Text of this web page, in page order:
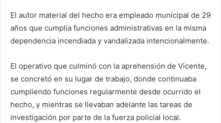
El autor material del hecho era empleado municipal de 29
años que cumplía funciones administrativas en la misma
dependencia incendiada y vandalizada intencionalmente.
El operativo que culminó con la aprehensión de Vicente,
se concretó en su lugar de trabajo, donde continuaba
cumpliendo funciones regularmente desde ocurrido el
hecho, y mientras se llevaban adelante las tareas de
investigación por parte de la fuerza policial local.